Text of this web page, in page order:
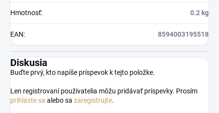
Hmotnosť: 0.2 kg
EAN: 8594003195518
Diskusia
Buďte prvý, kto napíše príspevok k tejto položke.
Len registrovaní používatelia môžu pridávať príspevky. Prosím
prihláste sa alebo sa zaregistrujte.